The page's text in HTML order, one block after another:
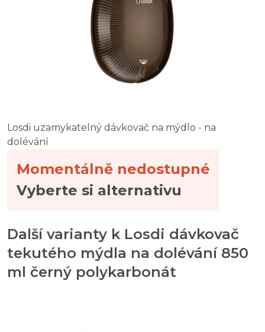
Losdi uzamykatelný dávkovač na mýdlo - na
dolévání
Momentálně nedostupné
Vyberte si alternativu
Další varianty k Losdi dávkovač
tekutého mýdla na dolévání 850
ml černý polykarbonát